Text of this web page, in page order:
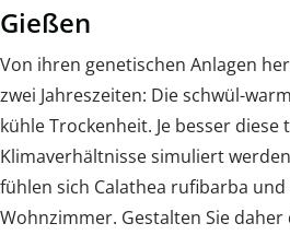
Gießen
Von ihren genetischen Anlagen
zwei Jahreszeiten: Die schwül-
kühle Trockenheit. Je besser diese
Klimaverhältnisse simuliert
fühlen sich Calathea rufibarba
Wohnzimmer. Gestalten Sie